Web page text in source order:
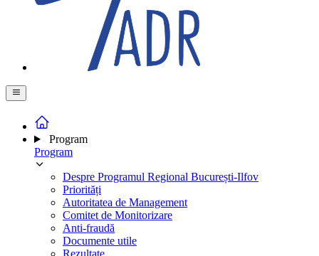
Program
Program
Despre Programul Regional București-Ilfov
Priorități
Autoritatea de Management
Comitet de Monitorizare
Anti-fraudă
Documente utile
Rezultate